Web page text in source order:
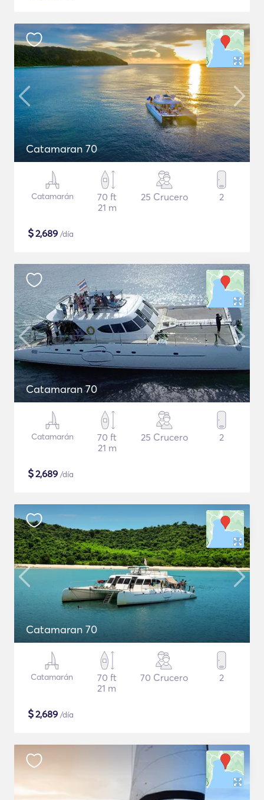
Catamaran 70
Catamarán
70 ft
21 m
25 Crucero 2
$2,689 /día
Catamaran 70
Catamarán
70 ft
21 m
25 Crucero 2
$2,689 /día
Catamaran 70
Catamarán
70 ft
21 m
70 Crucero 2
$2,689 /día